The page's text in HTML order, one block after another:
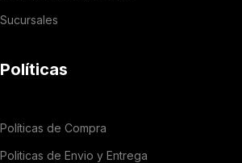
Sucursales
Políticas
Políticas de Compra
Politicas de Envio y Entrega